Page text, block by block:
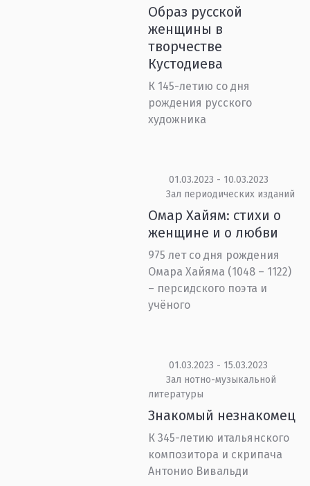
Образ русской
женщины в
творчестве
Кустодиева
К 145-летию со дня
рождения русского
художника
01.03.2023 - 10.03.2023
Зал периодических изданий
Омар Хайям: стихи о
женщине и о любви
975 лет со дня рождения
Омара Хайяма (1048 – 1122)
– персидского поэта и
учёного
01.03.2023 - 15.03.2023
Зал нотно-музыкальной
литературы
Знакомый незнакомец
К 345-летию итальянского
композитора и скрипача
Антонио Вивальди